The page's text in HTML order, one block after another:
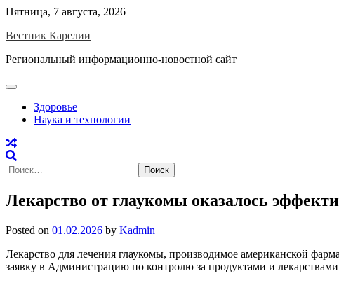
Skip
content
Пятница, 7 августа, 2026
Вестник Карелии
Региональный информационно-новостной сайт
Здоровье
Наука и технологии
Найти:
Лекарство от глаукомы оказалось
Posted on 01.02.2026 by Kadmin
Лекарство для лечения глаукомы, производимое американской
заявку в Администрацию по контролю за продуктами и